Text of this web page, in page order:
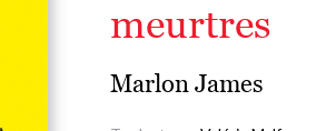
meurtres
Marlon James